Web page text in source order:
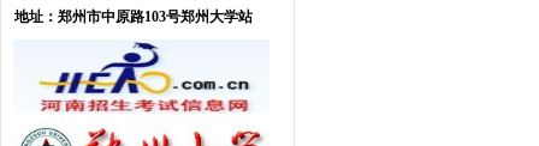
地址： 郑州市中原路103号郑州大学站